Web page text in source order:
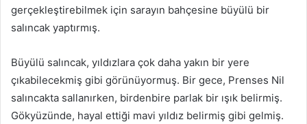
gerçekleştirebilmek için sarayın bahçesine büyülü bir
salıncak yaptırmış.
Büyülü salıncak, yıldızlara çok daha yakın bir yere
çıkabilecekmiş gibi görünüyormuş. Bir gece, Prenses Nil
salıncakta sallanırken, birdenbire parlak bir ışık belirmiş.
Gökyüzünde, hayal ettiği mavi yıldız belirmiş gibi gelmiş.